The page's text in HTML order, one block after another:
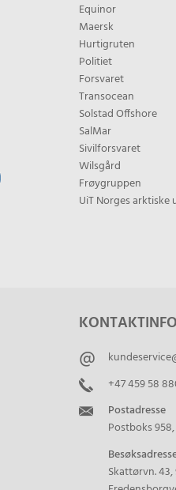
Equinor
Maersk
Hurtigruten
Politiet
Forsvaret
Transocean
Solstad Offshore
SalMar
Sivilforsvaret
Wilsgård
Frøygruppen
UiT Norges arktiske
+47 459 58
Postadresse
Postboks
Skattørvn.